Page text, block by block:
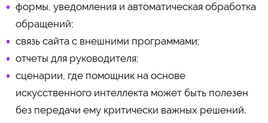
формы, уведомления и автоматическая обработка
обращений;
связь сайта с внешними программами;
отчеты для руководителя;
сценарии, где помощник на основе
искусственного интеллекта может быть полезен
без передачи ему критически важных решений.